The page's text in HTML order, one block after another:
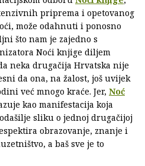
priprema i opetovanog
može odahnuti i ponosno
što nam je zajedno s
Noći knjige diljem
neka drugačija Hrvatska nije
da ona, na žalost, još uvijek
već mnogo kraće. Jer, Noć
kao manifestacija koja
sliku o jednoj drugačijoj
obrazovanje, znanje i
a baš sve je to